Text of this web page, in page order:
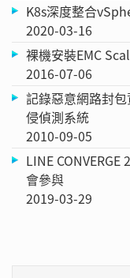
K8s深度整合
2020-03-16
裸機安裝EMC
2016-07-06
記錄惡意網路封
侵偵測系統
2010-09-05
LINE
會參與
2019-03-29